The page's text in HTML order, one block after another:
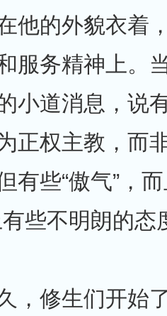
他的外貌衣着
服务精神上。
小道消息，说
正权主教，而
有些“傲气”，
些不明朗的态
，修生们开始